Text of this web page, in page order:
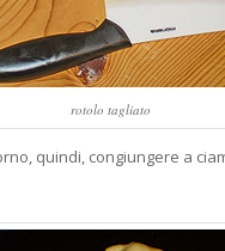
rotolo tagliato
quindi, congiungere a